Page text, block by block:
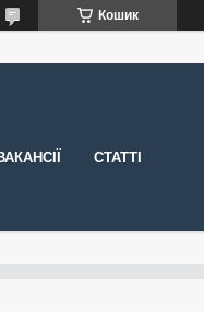
Кошик
СТАТТІ